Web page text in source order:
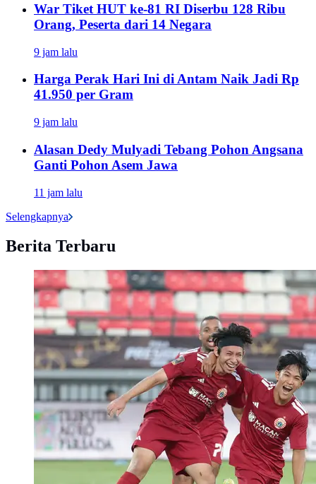
War Tiket HUT ke-81 RI Diserbu 128 Ribu
Orang, Peserta dari 14 Negara
9 jam lalu
Harga Perak Hari Ini di Antam Naik Jadi Rp
41.950 per Gram
9 jam lalu
Alasan Dedy Mulyadi Tebang Pohon Angsana
Ganti Pohon Asem Jawa
11 jam lalu
Selengkapnya
Berita Terbaru